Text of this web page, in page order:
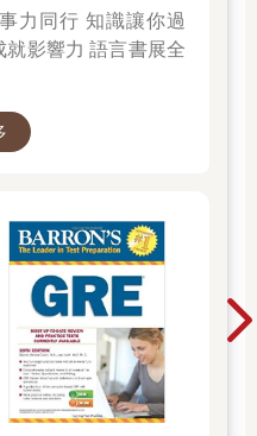
力同行 知識讓你過
語言書展全